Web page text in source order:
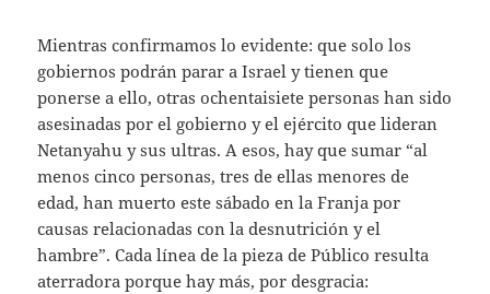
Mientras confirmamos lo evidente: que solo los
gobiernos podrán parar a Israel y tienen que
ponerse a ello, otras ochentaisiete personas han sido
asesinadas por el gobierno y el ejército que lideran
Netanyahu y sus ultras. A esos, hay que sumar “al
menos cinco personas, tres de ellas menores de
edad, han muerto este sábado en la Franja por
causas relacionadas con la desnutrición y el
hambre”. Cada línea de la pieza de Público resulta
aterradora porque hay más, por desgracia: